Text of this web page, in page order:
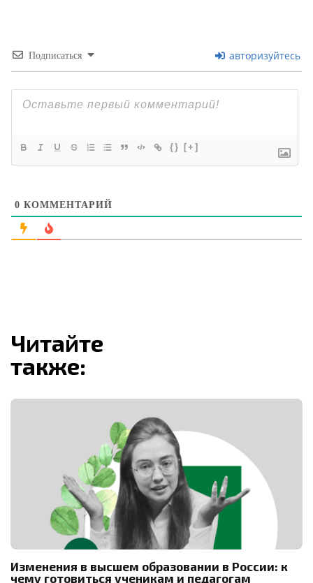
Подписаться авторизуйтесь
{} [+]
0 КОММЕНТАРИЙ
Читайте
также:
Изменения в высшем образовании в России: к
чему готовиться ученикам и педагогам